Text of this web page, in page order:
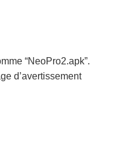
“NeoPro2.apk”.
d’avertissement